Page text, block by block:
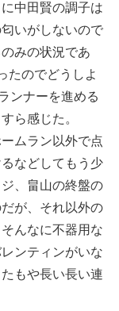
中田賢の調子は
いがしないので
みの状況であ
たのでどうしよ
ンナーを進める
ら感じた。
ムラン以外で点
などしてもう少
、畠山の終盤の
が、それ以外の
んなに不器用な
ンティンがいな
もや長い長い連